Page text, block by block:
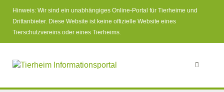
Hinweis: Wir sind ein unabhängiges Online-Portal für Tierheime und
Drittanbieter. Diese Website ist keine offizielle Website eines
Tierschutzvereins oder eines Tierheims.